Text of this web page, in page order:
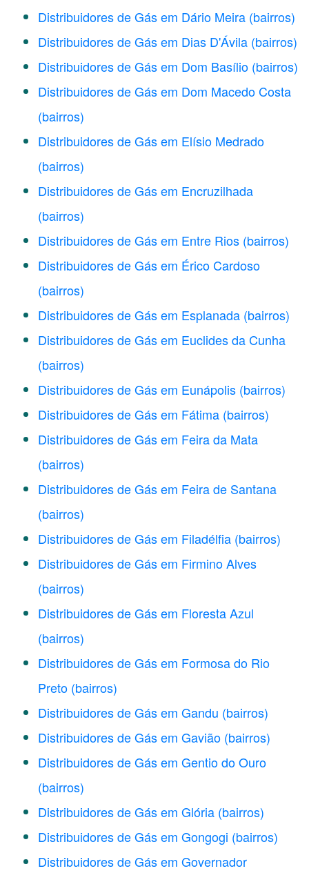
Distribuidores de Gás em Dário Meira (bairros)
Distribuidores de Gás em Dias D'Ávila (bairros)
Distribuidores de Gás em Dom Basílio (bairros)
Distribuidores de Gás em Dom Macedo Costa
(bairros)
Distribuidores de Gás em Elísio Medrado
(bairros)
Distribuidores de Gás em Encruzilhada
(bairros)
Distribuidores de Gás em Entre Rios (bairros)
Distribuidores de Gás em Érico Cardoso
(bairros)
Distribuidores de Gás em Esplanada (bairros)
Distribuidores de Gás em Euclides da Cunha
(bairros)
Distribuidores de Gás em Eunápolis (bairros)
Distribuidores de Gás em Fátima (bairros)
Distribuidores de Gás em Feira da Mata
(bairros)
Distribuidores de Gás em Feira de Santana
(bairros)
Distribuidores de Gás em Filadélfia (bairros)
Distribuidores de Gás em Firmino Alves
(bairros)
Distribuidores de Gás em Floresta Azul
(bairros)
Distribuidores de Gás em Formosa do Rio
Preto (bairros)
Distribuidores de Gás em Gandu (bairros)
Distribuidores de Gás em Gavião (bairros)
Distribuidores de Gás em Gentio do Ouro
(bairros)
Distribuidores de Gás em Glória (bairros)
Distribuidores de Gás em Gongogi (bairros)
Distribuidores de Gás em Governador